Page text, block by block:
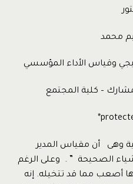
محمد
وقياس الأداء المؤسسي
– كلية المجتمع
وهى أن مقياس المدير
الصحيحة ” . وعلى الرغم
أصعب مما قد تتخيله. إنه